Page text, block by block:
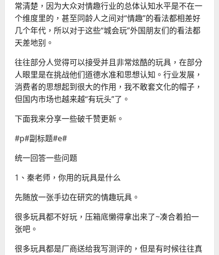
常清楚，因为大众对情趣行业的总体认知水平是不在一
个维度里的，甚至同龄人之间对“情趣”的看法都相差好
几个年代，所以对于这些“城会玩”外国朋友们的看法都
天差地别。
往往部分人觉得可以接受并且非常炫酷的玩具，在部分
人眼里是在挑战他们道德水准和思想认知。行业发展，
消费者的思想起到很大的作用，我不敢套文化的帽子，
但国内市场也越来越“有玩头”了。
下面我来分享一些破千赞更新。
#p#副标题#e#
统一回答一些问题
1、秦老师，你用的玩具是什么
先随放一张手边在研究的情趣玩具。
很多玩具都不好玩，压箱底懒得拿出来了~凑合着拍一
张吧。
很多玩具都是厂商送给我写测评的，但是有时候往往真